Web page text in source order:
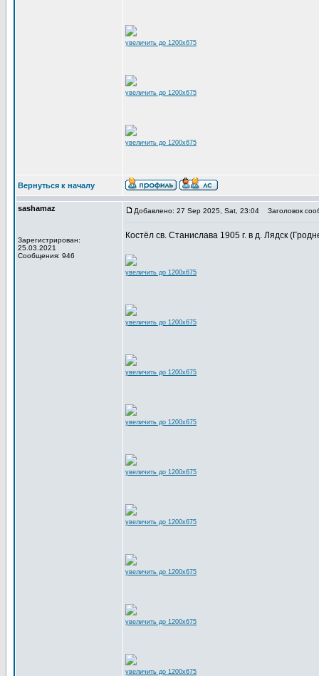
увеличить до 1200x675
увеличить до 1200x675
увеличить до 1200x675
Вернуться к началу
sashamaz
Зарегистрирован:
25.03.2021
Сообщения: 946
Добавлено: 27 Sep 2025, Sat, 23:04 Заголовок
Костёл св. Станислава 1905 г. в д. Лядск
увеличить до 1200x675
увеличить до 1200x675
увеличить до 1200x675
увеличить до 1200x675
увеличить до 1200x675
увеличить до 1200x675
увеличить до 1200x675
увеличить до 1200x675
увеличить до 1200x675